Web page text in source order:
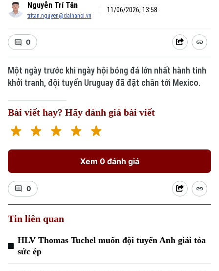
Nguyễn Trí Tân
tritan.nguyen@daihanoi.vn
11/06/2026, 13:58
0
Một ngày trước khi ngày hội bóng đá lớn nhất hành tinh
khởi tranh, đội tuyển Uruguay đã đặt chân tới Mexico.
Bài viết hay? Hãy đánh giá bài viết
Xem 0 đánh giá
0
Tin liên quan
HLV Thomas Tuchel muốn đội tuyển Anh giải tỏa
sức ép